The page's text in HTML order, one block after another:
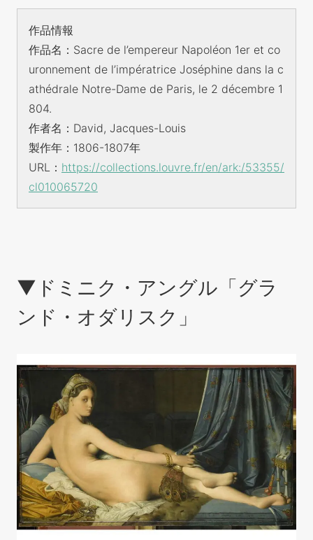
作品情報
作品名：Sacre de l’empereur Napoléon 1er et co
uronnement de l’impératrice Joséphine dans la c
athédrale Notre-Dame de Paris, le 2 décembre 1
804.
作者名：David, Jacques-Louis
製作年：1806-1807年
URL： https://collections.louvre.fr/en/ark:/53355/
cl010065720
▼ドミニク・アングル「グラ
ンド・オダリスク」